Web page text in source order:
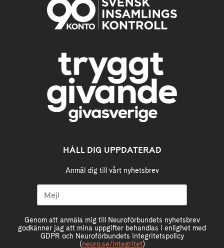
HÅLL DIG UPPDATERAD
Anmäl dig till vårt nyhetsbrev
Genom att anmäla mig till Neuroförbundets nyhetsbrev
godkänner jag att mina uppgifter behandlas i enlighet med
GDPR och Neuroförbundets integritetspolicy
(neuro.se/integritet)